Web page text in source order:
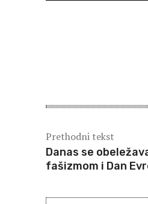
Prethodni tekst
Danas se
fašizmom i Dan